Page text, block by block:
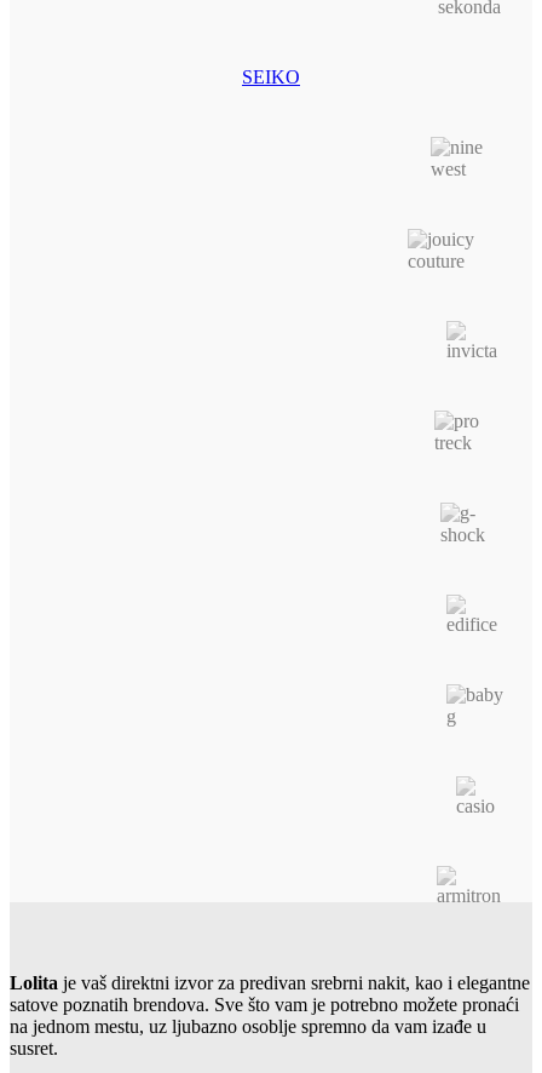
SEIKO
Lolita je vaš direktni izvor za predivan srebrni nakit, kao i elegantne
satove poznatih brendova. Sve što vam je potrebno možete pronaći
na jednom mestu, uz ljubazno osoblje spremno da vam izađe u
susret.